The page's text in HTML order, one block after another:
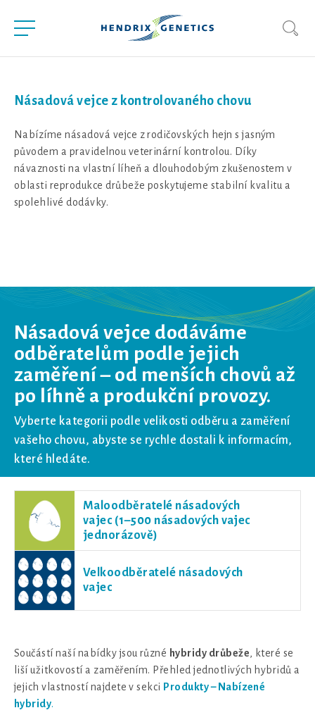
Násadová vejce z kontrolovaného chovu
Nabízíme násadová vejce z rodičovských hejn s jasným
původem a pravidelnou veterinární kontrolou. Díky
návaznosti na vlastní líheň a dlouhodobým zkušenostem v
oblasti reprodukce drůbeže poskytujeme stabilní kvalitu a
spolehlivé dodávky.
Násadová vejce dodáváme
odběratelům podle jejich
zaměření – od menších chovů až
po líhně a produkční provozy.
Vyberte kategorii podle velikosti odběru a zaměření
vašeho chovu, abyste se rychle dostali k informacím,
které hledáte.
Maloodběratelé násadových
vajec (1–500 násadových vajec
jednorázově)
Velkoodběratelé násadových
vajec
Součástí naší nabídky jsou různé hybridy drůbeže, které se
liší užitkovostí a zaměřením. Přehled jednotlivých hybridů a
jejich vlastností najdete v sekci Produkty – Nabízené
hybridy.